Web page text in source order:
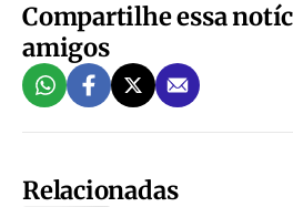
Compartilhe essa
amigos
Relacionadas